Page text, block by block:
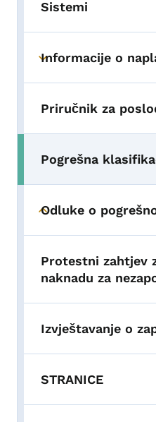
Sistemi
Toggle submenu
Informacije o
Priručnik za
Toggle submenu
Pogrešna
Toggle submenu
Odluke o
Protestni zahtjev
naknadu za
Izvještavanje o
STRANICE